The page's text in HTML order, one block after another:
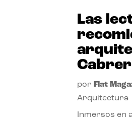
Las
por Flat
Arquitectura
Inmersos en